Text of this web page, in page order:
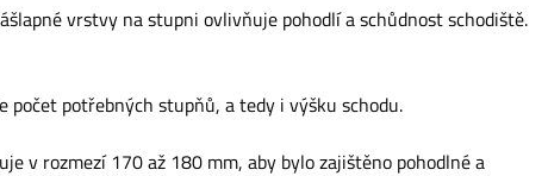
vrstvy na stupni ovlivňuje pohodlí a schůdnost schodiště.
počet potřebných stupňů, a tedy i výšku schodu.
v rozmezí 170 až 180 mm, aby bylo zajištěno pohodlné a